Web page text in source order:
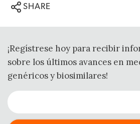
SHARE
¡Regístrese hoy para recibir
sobre los últimos avances en
genéricos y biosimilares!